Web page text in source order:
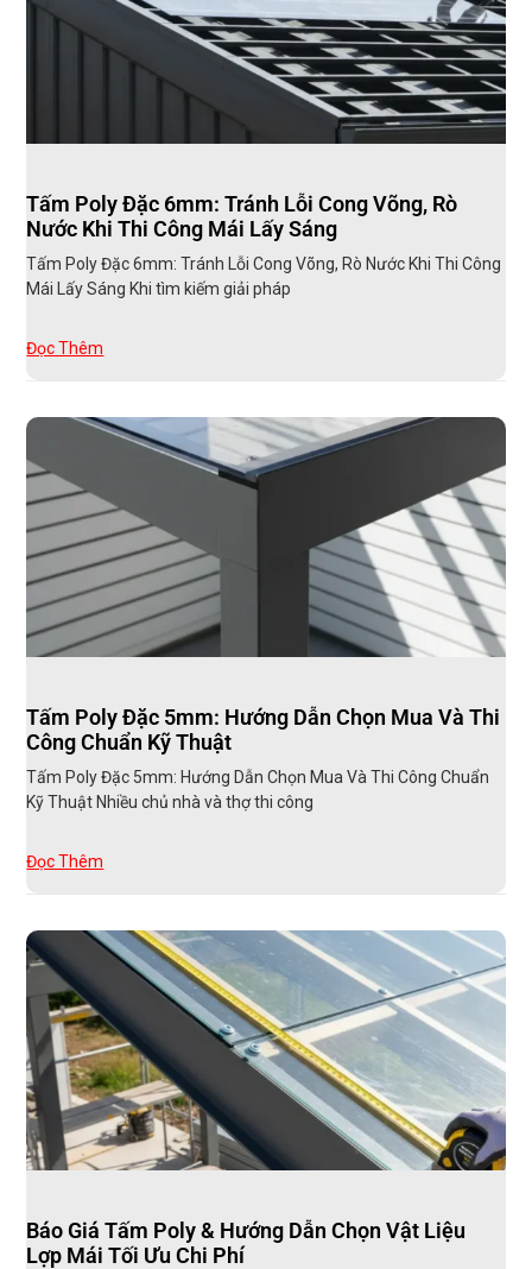
Tấm Poly Đặc 6mm: Tránh Lỗi Cong Võng, Rò
Nước Khi Thi Công Mái Lấy Sáng
Tấm Poly Đặc 6mm: Tránh Lỗi Cong Võng, Rò Nước Khi Thi Công
Mái Lấy Sáng Khi tìm kiếm giải pháp
Đọc Thêm
Tấm Poly Đặc 5mm: Hướng Dẫn Chọn Mua Và Thi
Công Chuẩn Kỹ Thuật
Tấm Poly Đặc 5mm: Hướng Dẫn Chọn Mua Và Thi Công Chuẩn
Kỹ Thuật Nhiều chủ nhà và thợ thi công
Đọc Thêm
Báo Giá Tấm Poly & Hướng Dẫn Chọn Vật Liệu
Lợp Mái Tối Ưu Chi Phí